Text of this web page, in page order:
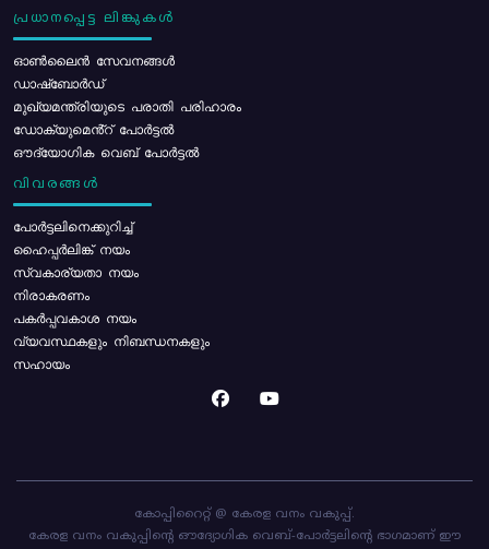
പ്രധാനപ്പെട്ട ലിങ്കുകൾ
ഓൺലൈൻ സേവനങ്ങൾ
ഡാഷ്ബോർഡ്
മുഖ്യമന്ത്രിയുടെ പരാതി പരിഹാരം
ഡോക്യുമെൻ്റ് പോർട്ടൽ
ഔദ്യോഗിക വെബ് പോർട്ടൽ
വിവരങ്ങൾ
പോര്‍ട്ടലിനെക്കുറിച്ച്
ഹൈപ്പർലിങ്ക് നയം
സ്വകാര്യതാ നയം
നിരാകരണം
പകർപ്പവകാശ നയം
വ്യവസ്ഥകളും നിബന്ധനകളും
സഹായം
കോപ്പിറൈറ്റ് @ കേരള വനം വകുപ്പ്.
കേരള വനം വകുപ്പിന്റെ ഔദ്യോഗിക വെബ്-പോർട്ടലിന്റെ ഭാഗമാണ് ഈ